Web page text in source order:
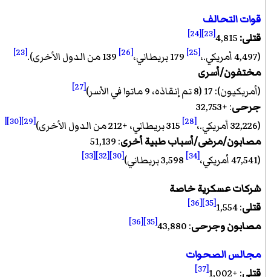
قوات التحالف
قتلى:
[23]
[24]
(4,497 أمريكي.، [25]
[26]
[23]
مختفون/أسرى
(أمريكيون): 17 (8 تم إنقاذه، 9 ماتوا في الأسر)
[27]
جرحى: +32,753
(32,226 أمريكي.،
[28]
[29]
[30]
[31]
مصابون/مرضى/أسباب طبية أخرى: 51,139
(47,541 أمريكي،
[34]
[30]
[32]
[33]
شركات عسكرية خاصة
قتلى: 1,554
[35]
[36]
مصابون وجرحى: 43,880
[35]
[36]
مجالس الصحوات
قتلى: +1,002
[37]